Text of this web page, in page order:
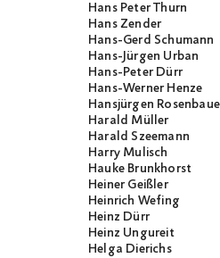
Hans Peter Thurn
Hans Zender
Hans-Gerd Schumann
Hans-Jürgen Urban
Hans-Peter Dürr
Hans-Werner Henze
Hansjürgen
Harald Müller
Harald Szeemann
Harry Mulisch
Hauke Brunkhorst
Heiner Geißler
Heinrich Wefing
Heinz Dürr
Heinz Ungureit
Helga Dierichs